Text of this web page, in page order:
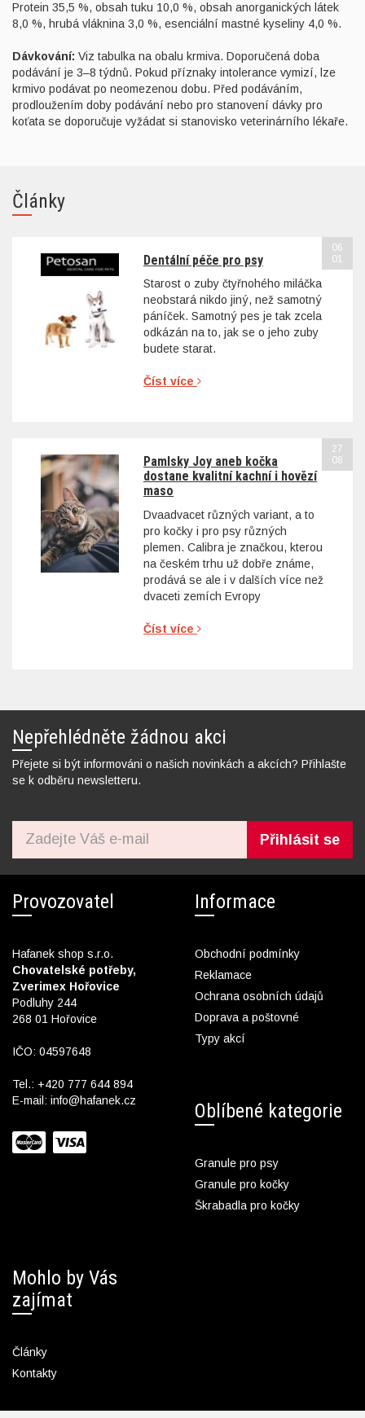
Protein 35,5 %, obsah tuku 10,0 %, obsah anorganických látek
8,0 %, hrubá vláknina 3,0 %, esenciální mastné kyseliny 4,0 %.
Dávkování: Viz tabulka na obalu krmiva. Doporučená doba
podávání je 3–8 týdnů. Pokud příznaky intolerance vymizí, lze
krmivo podávat po neomezenou dobu. Před podáváním,
prodloužením doby podávání nebo pro stanovení dávky pro
koťata se doporučuje vyžádat si stanovisko veterinárního lékaře.
Články
Dentální péče pro psy
Starost o zuby čtyřnohého miláčka
neobstará nikdo jiný, než samotný
páníček. Samotný pes je tak zcela
odkázán na to, jak se o jeho zuby
budete starat.
Číst více
06
01
Pamlsky Joy aneb kočka
dostane kvalitní kachní i hovězí
maso
Dvaadvacet různých variant, a to
pro kočky i pro psy různých
plemen. Calibra je značkou, kterou
na českém trhu už dobře známe,
prodává se ale i v dalších více než
dvaceti zemích Evropy
Číst více
27
08
Nepřehlédněte žádnou akci
Přejete si být informováni o našich novinkách a akcích? Přihlašte
se k odběru newsletteru.
Přihlásit se
Provozovatel
Hafanek shop s.r.o.
Chovatelské potřeby,
Zverimex Hořovice
Podluhy 244
268 01 Hořovice
IČO: 04597648
Tel.: +420 777 644 894
E-mail: info@hafanek.cz
Informace
Obchodní podmínky
Reklamace
Ochrana osobních údajů
Doprava a poštovné
Typy akcí
Oblíbené kategorie
Granule pro psy
Granule pro kočky
Škrabadla pro kočky
Mohlo by Vás
zajímat
Články
Kontakty